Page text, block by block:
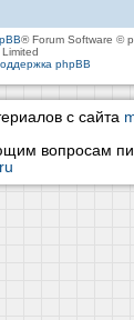
® Forum Software ©
Limited
phpBB
с сайта
вопросам